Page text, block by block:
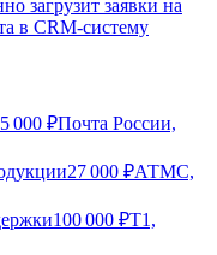
загрузит заявки на
в CRM-систему
000 ₽Почта России,
27 000 ₽АТМС,
100 000 ₽Т1,